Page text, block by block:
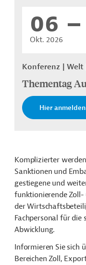
06
Okt. 2026
Konferenz Welt
Thementag
Hier anmelden
Komplizierter
Sanktionen und
gestiegene und
funktionierende
der
Fachpersonal für
Abwicklung.
Informieren Sie sich
Bereichen Zoll,